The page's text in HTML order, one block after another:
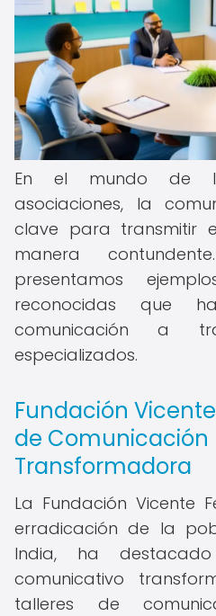
En el mundo de
asociaciones, la
clave para transmitir
manera
presentamos
reconocidas que
comunicación a
especializados.
Fundación
de Comunicación
Transformadora
La Fundación Vicente
erradicación de la
India, ha
comunicativo
talleres de